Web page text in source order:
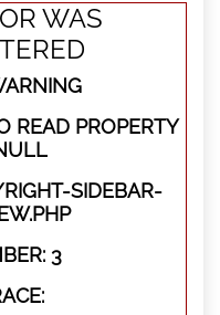
WAS
READ PROPERTY
SIDEBAR-
3